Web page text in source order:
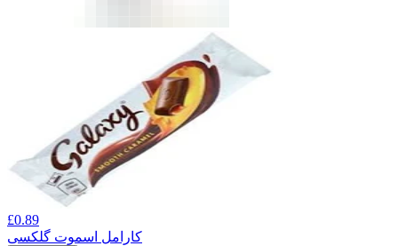
£0.89
کارامل اسموت گلکسی